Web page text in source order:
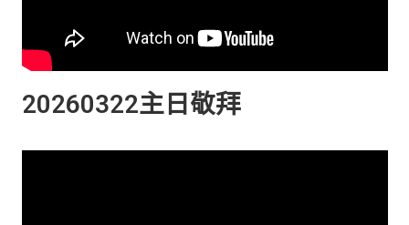
20260322主日敬拜